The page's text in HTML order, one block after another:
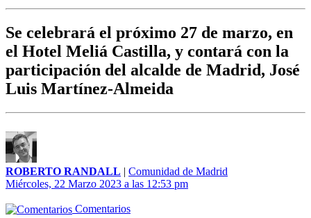
Se celebrará el próximo 27 de marzo, en
el Hotel Meliá Castilla, y contará con la
participación del alcalde de Madrid, José
Luis Martínez-Almeida
ROBERTO RANDALL | Comunidad de Madrid
Miércoles, 22 Marzo 2023 a las 12:53 pm
Comentarios